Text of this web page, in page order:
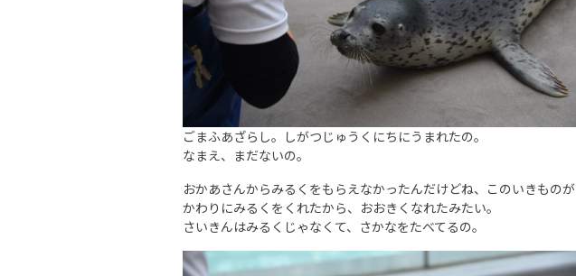
ごまふあざらし。しがつじゅうくにちにうまれたの。
なまえ、まだないの。
おかあさんからみるくをもらえなかったんだけどね、このいきものが
かわりにみるくをくれたから、おおきくなれたみたい。
さいきんはみるくじゃなくて、さかなをたべてるの。